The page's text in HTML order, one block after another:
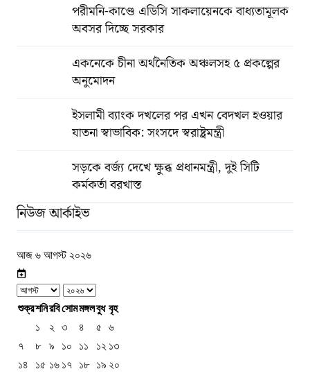
পরীমনি-কাণ্ডে এডিসি সাকলায়েনকে বাধ্যতামূলক
অবসর দিচ্ছে সরকার
একনেকে চীনা অর্থনৈতিক অঞ্চলসহ ৫ প্রকল্পের
অনুমোদন
ইসলামী ব্যাংক দখলের পর এখন বেদখল হওয়ার
যাতনা স্বাভাবিক: সংসদে স্বরাষ্ট্রমন্ত্রী
সড়কে বর্জ্য দেখে ক্ষুব্ধ প্রধানমন্ত্রী, দুই সিটি
কর্মকর্তা বরখাস্ত
নিউজ আর্কাইভ
আজ ৬ আগস্ট ২০২৬
শুক্রশনিরবিসোমমঙ্গলবুধ বৃহ
১
২ ৩ ৪ ৫
৬
৭
৮ ৯ ১০ ১১ ১২ ১৩
১৪
১৫ ১৬ ১৭ ১৮ ১৯ ২০